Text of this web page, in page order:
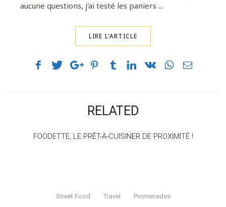
aucune questions, j'ai testé les paniers ...
LIRE L'ARTICLE
RELATED
FOODETTE, LE PRÊT-À-CUISINER DE PROXIMITÉ !
Street Food Travel Promenades